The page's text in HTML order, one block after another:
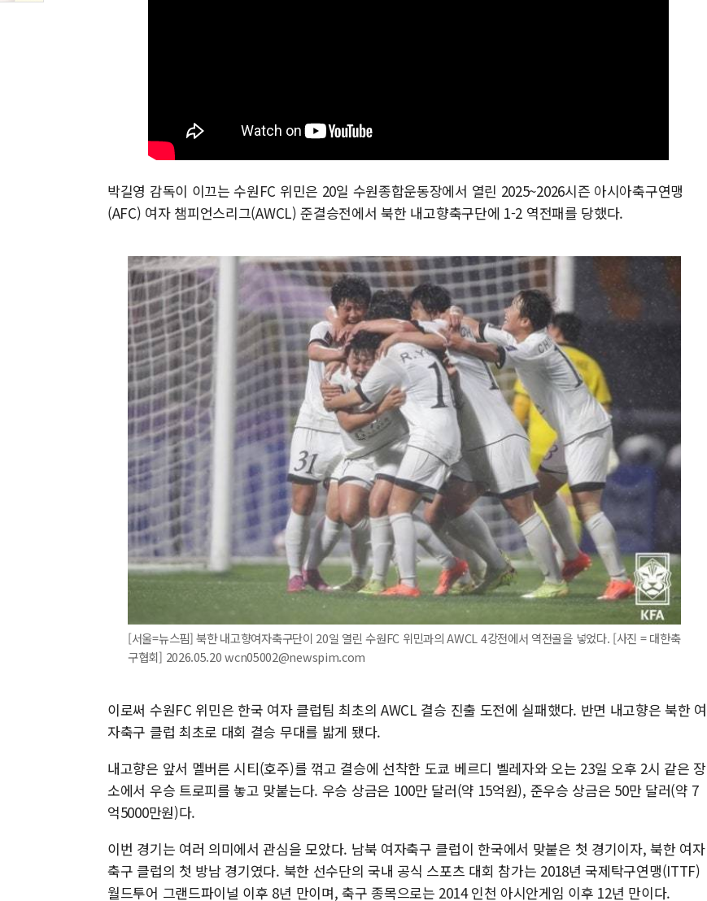
박길영 감독이 이끄는 수원FC 위민은 20일 수원종합운동장에서 열린 2025~2026시즌 아시아축구연맹
(AFC) 여자 챔피언스리그(AWCL) 준결승전에서 북한 내고향축구단에 1-2 역전패를 당했다.
[서울=뉴스핌] 북한 내고향여자축구단이 20일 열린 수원FC 위민과의 AWCL 4강전에서 역전골을 넣었다. [사진 = 대한축
구협회] 2026.05.20 wcn05002@newspim.com
이로써 수원FC 위민은 한국 여자 클럽팀 최초의 AWCL 결승 진출 도전에 실패했다. 반면 내고향은 북한 여
자축구 클럽 최초로 대회 결승 무대를 밟게 됐다.
내고향은 앞서 멜버른 시티(호주)를 꺾고 결승에 선착한 도쿄 베르디 벨레자와 오는 23일 오후 2시 같은 장
소에서 우승 트로피를 놓고 맞붙는다. 우승 상금은 100만 달러(약 15억원), 준우승 상금은 50만 달러(약 7
억5000만원)다.
이번 경기는 여러 의미에서 관심을 모았다. 남북 여자축구 클럽이 한국에서 맞붙은 첫 경기이자, 북한 여자
축구 클럽의 첫 방남 경기였다. 북한 선수단의 국내 공식 스포츠 대회 참가는 2018년 국제탁구연맹(ITTF)
월드투어 그랜드파이널 이후 8년 만이며, 축구 종목으로는 2014 인천 아시안게임 이후 12년 만이다.